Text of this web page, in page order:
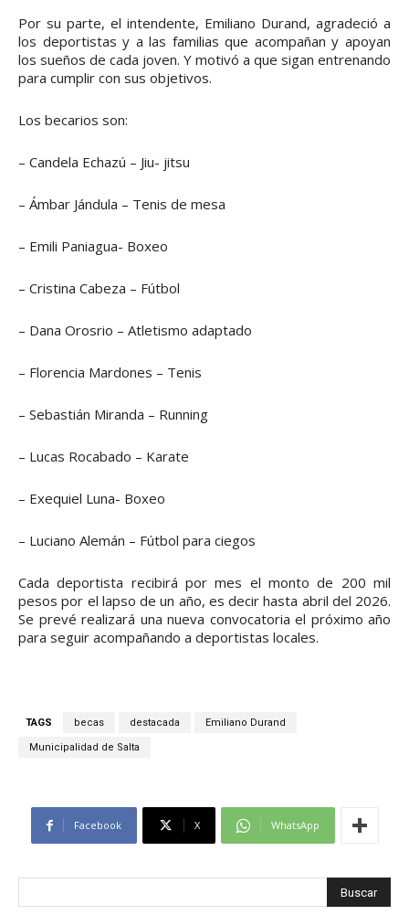
Por su parte, el intendente, Emiliano Durand, agradeció a
los deportistas y a las familias que acompañan y apoyan
los sueños de cada joven. Y motivó a que sigan entrenando
para cumplir con sus objetivos.
Los becarios son:
– Candela Echazú – Jiu- jitsu
– Ámbar Jándula – Tenis de mesa
– Emili Paniagua- Boxeo
– Cristina Cabeza – Fútbol
– Dana Orosrio – Atletismo adaptado
– Florencia Mardones – Tenis
– Sebastián Miranda – Running
– Lucas Rocabado – Karate
– Exequiel Luna- Boxeo
– Luciano Alemán – Fútbol para ciegos
Cada deportista recibirá por mes el monto de 200 mil
pesos por el lapso de un año, es decir hasta abril del 2026.
Se prevé realizará una nueva convocatoria el próximo año
para seguir acompañando a deportistas locales.
TAGS becas destacada Emiliano Durand
Municipalidad de Salta
Facebook X WhatsApp